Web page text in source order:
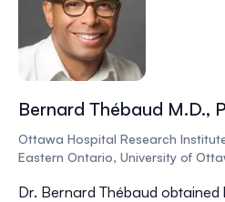
Bernard Thébaud M.D.,
Ottawa Hospital Research
Eastern Ontario, University of
Dr. Bernard Thébaud obtained